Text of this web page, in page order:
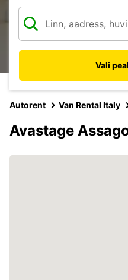
Vali
Autorent Van Rental Italy
Avastage